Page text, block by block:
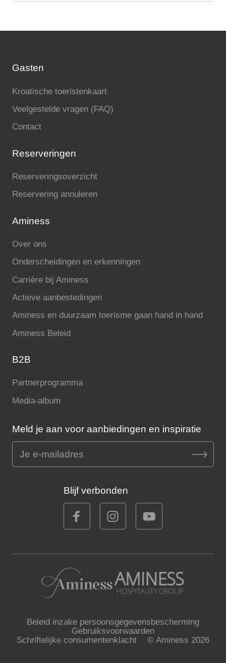
Gasten
Kroatische toeristenkaart
Veelgestelde vragen (FAQ)
Contact
Reserveringen
Reserveringsoverzicht
Reservering annuleren
Aminess
Over ons
Onderscheidingen en erkenningen
Carrière bij Aminess
Actieve aanbestedingen
Aminess en duurzaam toerisme gaan hand in hand
Aminess Beleid
B2B
Partnerprogramma
Media-album
Meld je aan voor aanbiedingen en inspiratie
Blijf verbonden
Beleid inzake persoonsgegevensbescherming
Gebruiksvoorwaarden
Schriftelijke consumentenklacht
© Aminess 2026